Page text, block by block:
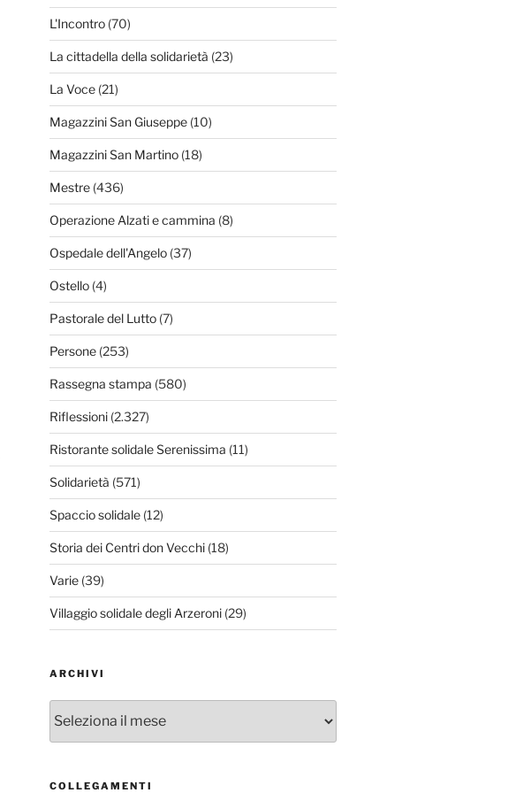
L'Incontro(70)
La cittadella della solidarietà (23)
La Voce(21)
Magazzini San Giuseppe(10)
Magazzini San Martino(18)
Mestre(436)
Operazione Alzati e cammina (8)
Ospedale dell'Angelo(37)
Ostello(4)
Pastorale del Lutto(7)
Persone(253)
Rassegna stampa (580)
Riflessioni(2.327)
Ristorante solidale Serenissima (11)
Solidarietà (571)
Spaccio solidale(12)
Storia dei Centri don Vecchi(18)
Varie(39)
Villaggio solidale degli Arzeroni(29)
ARCHIVI
COLLEGAMENTI